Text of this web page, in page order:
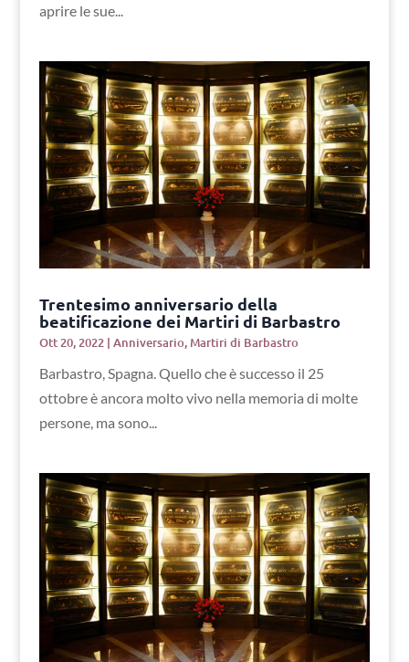
aprire le sue...
Trentesimo anniversario della
beatificazione dei Martiri di Barbastro
Ott 20, 2022| Anniversario, Martiri di Barbastro
Barbastro, Spagna. Quello che è successo il 25
ottobre è ancora molto vivo nella memoria di molte
persone, ma sono...